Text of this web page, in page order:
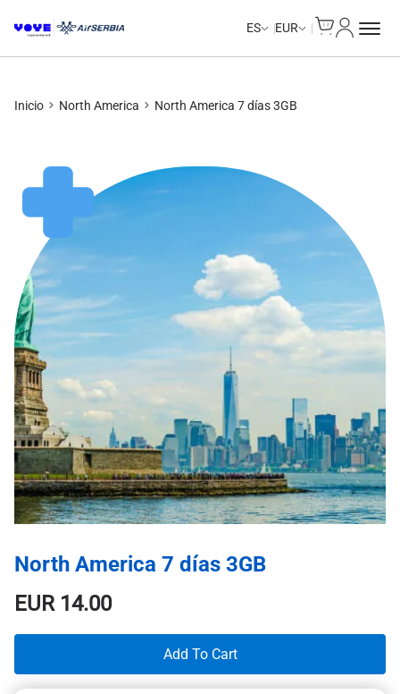
ES EUR
Inicio North America North America 7 días 3GB
North America 7 días 3GB
EUR14.00
Add To Cart